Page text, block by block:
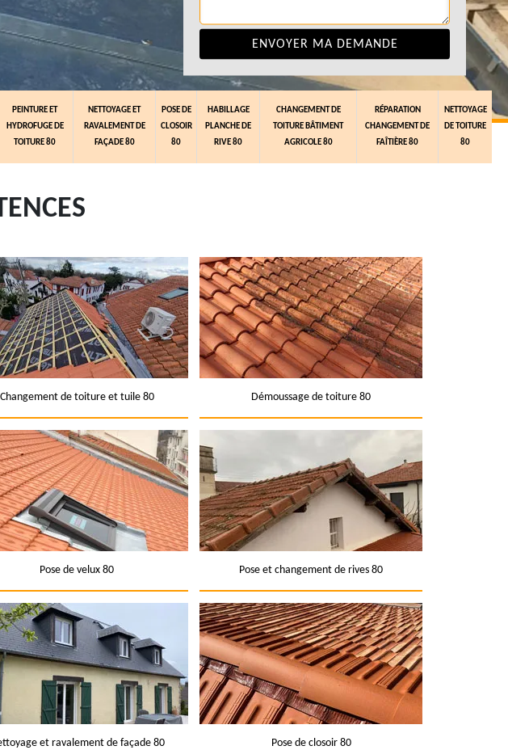
PEINTURE ET
HYDROFUGE DE
TOITURE 80
NETTOYAGE ET
RAVALEMENT DE
FAÇADE 80
POSE DE
CLOSOIR
80
HABILLAGE
PLANCHE DE
RIVE 80
CHANGEMENT DE
TOITURE BÂTIMENT
AGRICOLE 80
RÉPARATION
CHANGEMENT DE
FAÎTIÈRE 80
NETTOYAGE
DE TOITURE
80
Changement de toiture et tuile 80 Démoussage de toiture 80
Pose de velux 80 Pose et changement de rives 80
et ravalement de façade 80 Pose de closoir 80